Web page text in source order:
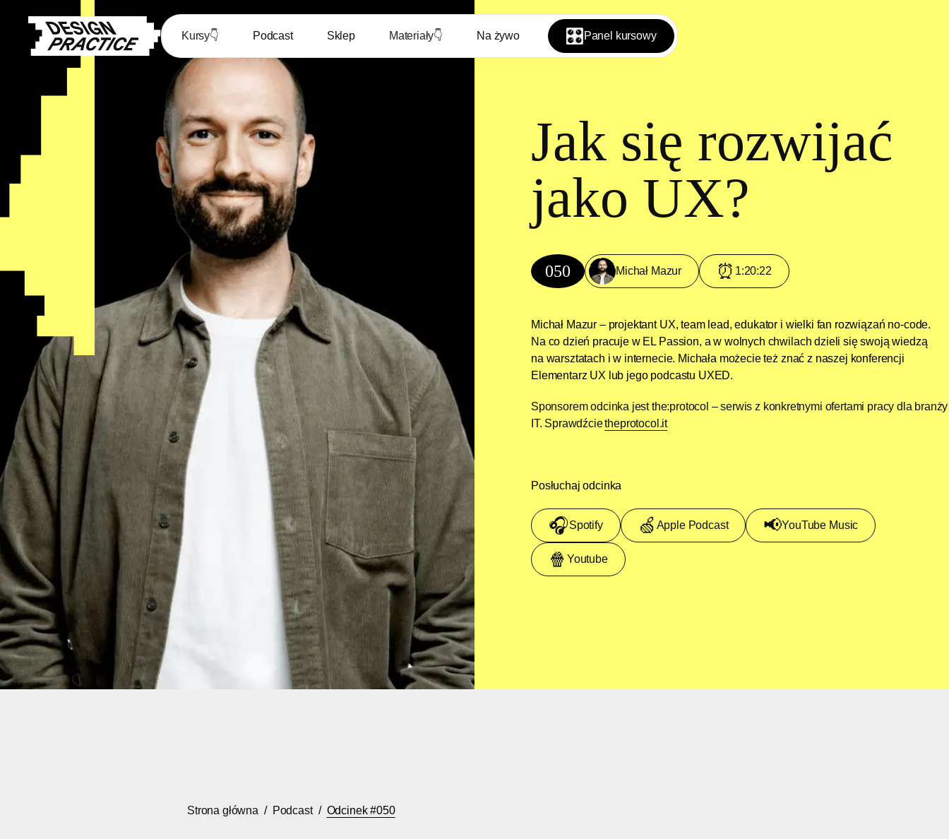
Kursy👇 Podcast Sklep Materiały👇 Na żywo 🎛️ Panel kursowy
Jak się rozwijać
jako UX?
050 Michał Mazur ⏰ 1:20:22
Michał Mazur – projektant UX, team lead, edukator i wielki fan rozwiązań no-code.
Na co dzień pracuje w EL Passion, a w wolnych chwilach dzieli się swoją wiedzą
na warsztatach i w internecie. Michała możecie też znać z naszej konferencji
Elementarz UX lub jego podcastu UXED.
Sponsorem odcinka jest the:protocol – serwis z konkretnymi ofertami pracy dla branży
IT. Sprawdźcie ⁠⁠⁠⁠⁠theprotocol.it
Posłuchaj odcinka
🎧Spotify 🍏 Apple Podcast 📢YouTube Music
🍿 Youtube
Strona główna / Podcast / Odcinek #050